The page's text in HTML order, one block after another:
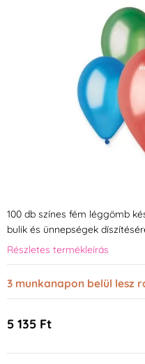
100 db színes fém léggömb
bulik és ünnepségek
Részletes termékleírás
3 munkanapon belül lesz
5 135 Ft